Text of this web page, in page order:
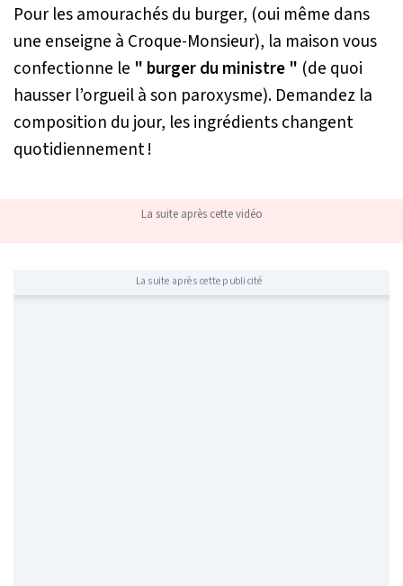
Pour les amourachés du burger, (oui même dans
une enseigne à Croque-Monsieur), la maison vous
confectionne le " burger du ministre " (de quoi
hausser l’orgueil à son paroxysme). Demandez la
composition du jour, les ingrédients changent
quotidiennement !
La suite après cette vidéo
La suite après cette publicité